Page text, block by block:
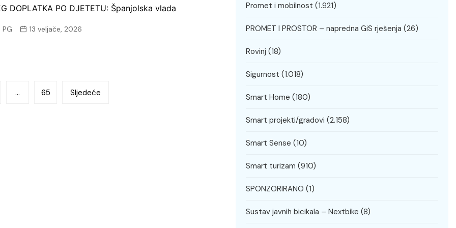
DOPLATKA PO DJETETU: Španjolska vlada
13 veljače, 2026
… 65 Sljedeće
Promet i mobilnost (1.921)
PROMET I PROSTOR – napredna GiS rješenja (26)
Rovinj (18)
Sigurnost (1.018)
Smart Home (180)
Smart projekti/gradovi (2.158)
Smart Sense (10)
Smart turizam (910)
SPONZORIRANO (1)
Sustav javnih bicikala – Nextbike (8)